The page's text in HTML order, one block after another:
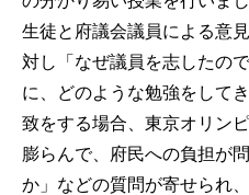
生徒と府議会議員による意
対し「なぜ議員を志したの
に、どのような勉強をして
致をする場合、東京オリン
膨らんで、府民への負担が
か」などの質問が寄せられ